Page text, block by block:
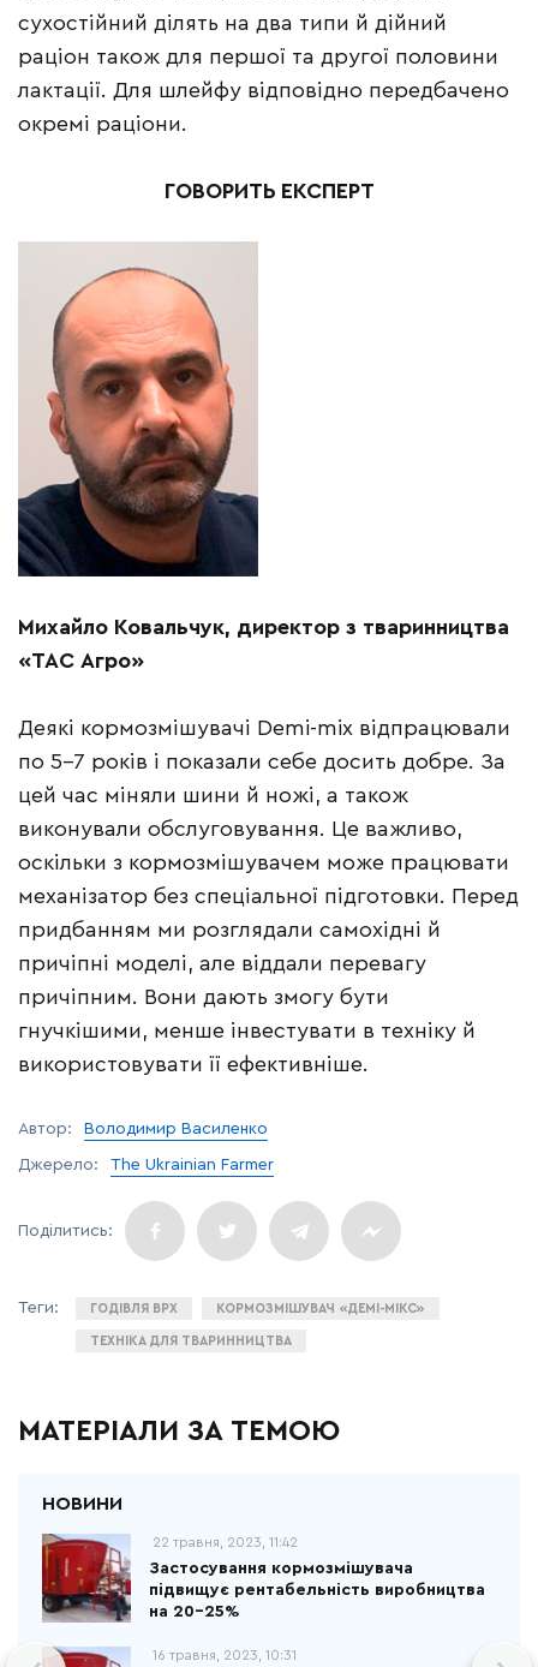
сухостійний ділять на два типи й дійний
раціон також для першої та другої половини
лактації. Для шлейфу відповідно передбачено
окремі раціони.
ГОВОРИТЬ ЕКСПЕРТ
Михайло Ковальчук, директор з тваринництва
«ТАС Агро»
Деякі кормозмішувачі Demi-mix відпрацювали
по 5–7 років і показали себе досить добре. За
цей час міняли шини й ножі, а також
виконували обслуговування. Це важливо,
оскільки з кормозмішувачем може працювати
механізатор без спеціальної підготовки. Перед
придбанням ми розглядали самохідні й
причіпні моделі, але віддали перевагу
причіпним. Вони дають змогу бути
гнучкішими, менше інвестувати в техніку й
використовувати її ефективніше.
Автор: Володимир Василенко
Джерело: The Ukrainian Farmer
ГОДІВЛЯ ВРХ КОРМОЗМІШУВАЧ «ДЕМІ-МІКС»
ТЕХНІКА ДЛЯ ТВАРИННИЦТВА
МАТЕРІАЛИ ЗА ТЕМОЮ
22 травня, 2023, 11:42
Застосування кормозмішувача
підвищує рентабельність виробництва
на 20–25%
16 травня, 2023, 10:31